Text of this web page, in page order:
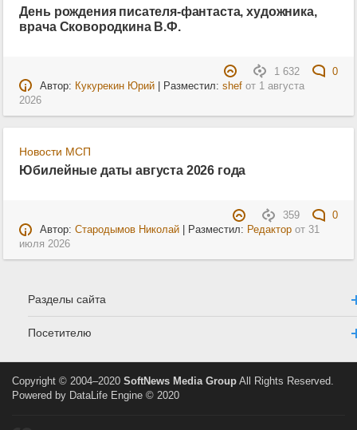
День рождения писателя-фантаста, художника,
врача Сковородкина В.Ф.
1 632
0
Автор: Кукурекин Юрий| Разместил: shefот 1 августа
2026
Новости МСП
Юбилейные даты августа 2026 года
359
0
Автор: Стародымов Николай| Разместил: Редакторот 31
июля 2026
Разделы сайта
Посетителю
Copyright © 2004–2020 SoftNews Media Group All Rights Reserved.
Powered by DataLife Engine © 2020